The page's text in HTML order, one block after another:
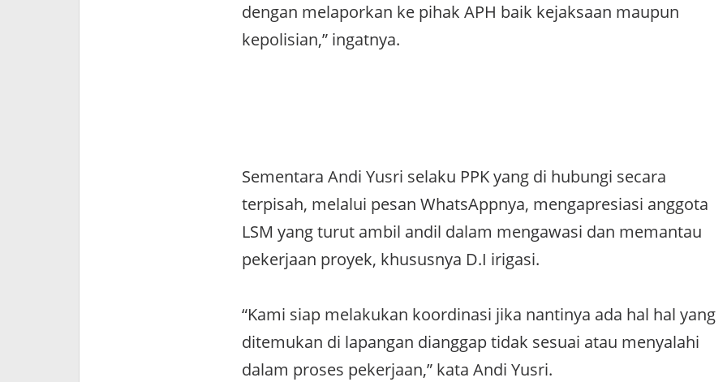
dengan melaporkan ke pihak APH baik kejaksaan maupun
kepolisian,” ingatnya.
Sementara Andi Yusri selaku PPK yang di hubungi secara
terpisah, melalui pesan WhatsAppnya, mengapresiasi anggota
LSM yang turut ambil andil dalam mengawasi dan memantau
pekerjaan proyek, khususnya D.I irigasi.
“Kami siap melakukan koordinasi jika nantinya ada hal hal yang
ditemukan di lapangan dianggap tidak sesuai atau menyalahi
dalam proses pekerjaan,” kata Andi Yusri.